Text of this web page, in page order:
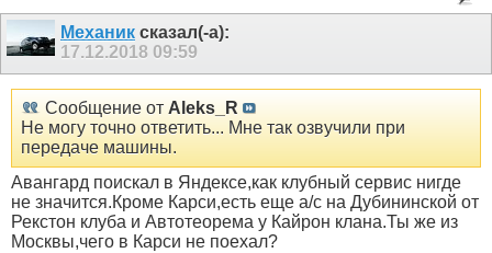
Механик сказал(-а):
17.12.2018 09:59
Сообщение от Aleks_R
Не могу точно ответить... Мне так озвучили при
передаче машины.
Авангард поискал в Яндексе,как клубный сервис нигде
не значится.Кроме Карси,есть еще а/с на Дубининской от
Рекстон клуба и Автотеорема у Кайрон клана.Ты же из
Москвы,чего в Карси не поехал?